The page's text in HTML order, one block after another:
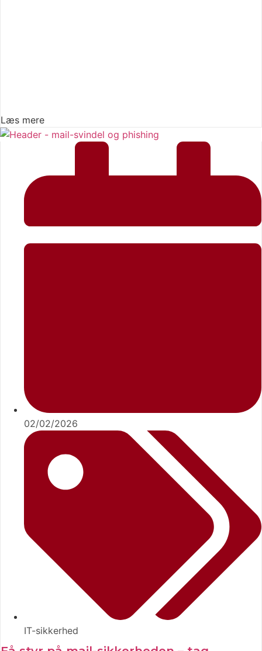
Læs mere
02/02/2026
IT-sikkerhed